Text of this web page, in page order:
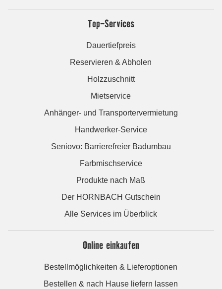
Top-Services
Dauertiefpreis
Reservieren & Abholen
Holzzuschnitt
Mietservice
Anhänger- und Transportervermietung
Handwerker-Service
Seniovo: Barrierefreier Badumbau
Farbmischservice
Produkte nach Maß
Der HORNBACH Gutschein
Alle Services im Überblick
Online einkaufen
Bestellmöglichkeiten & Lieferoptionen
Bestellen & nach Hause liefern lassen